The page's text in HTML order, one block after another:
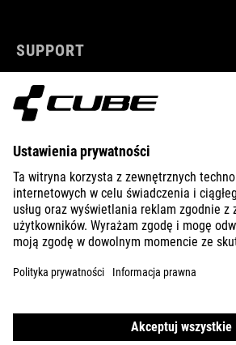
SUPPORT
ÜBER UNS
ENTDECKEN